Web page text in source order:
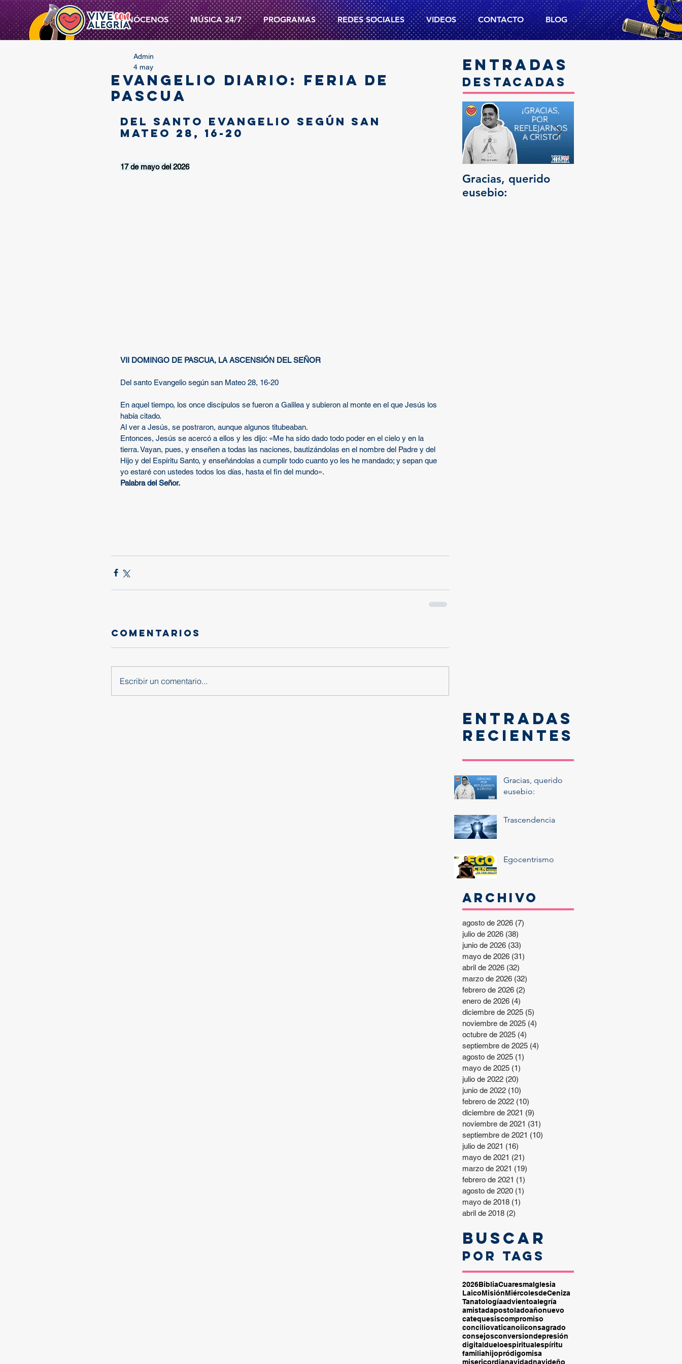
CONÓCENOS MÚSICA 24/7 PROGRAMAS REDES SOCIALES VIDEOS CONTACTO BLOG
EVANGELIO DIARIO: FERIA DE
PASCUA
Admin
4 may
Del santo Evangelio según san
Mateo 28, 16-20
17 de mayo del 2026
VII DOMINGO DE PASCUA, LA ASCENSIÓN DEL SEÑOR
Del santo Evangelio según san Mateo 28, 16-20
En aquel tiempo, los once discípulos se fueron a Galilea y subieron al monte en el que Jesús los
había citado.
Al ver a Jesús, se postraron, aunque algunos titubeaban.
Entonces, Jesús se acercó a ellos y les dijo: «Me ha sido dado todo poder en el cielo y en la
tierra. Vayan, pues, y enseñen a todas las naciones, bautizándolas en el nombre del Padre y del
Hijo y del Espíritu Santo, y enseñándolas a cumplir todo cuanto yo les he mandado; y sepan que
yo estaré con ustedes todos los días, hasta el fin del mundo».
Palabra del Señor.
Comentarios
Escribir un comentario...
Entradas
destacadas
Gracias, querido
eusebio:
Entradas
recientes
Gracias, querido
eusebio:
Trascendencia
Egocentrismo
Archivo
agosto de 2026 (7)
julio de 2026 (38)
junio de 2026 (33)
mayo de 2026 (31)
abril de 2026 (32)
marzo de 2026 (32)
febrero de 2026 (2)
enero de 2026 (4)
diciembre de 2025 (5)
noviembre de 2025 (4)
octubre de 2025 (4)
septiembre de 2025 (4)
agosto de 2025 (1)
mayo de 2025 (1)
julio de 2022 (20)
junio de 2022 (10)
febrero de 2022 (10)
diciembre de 2021 (9)
noviembre de 2021 (31)
septiembre de 2021 (10)
julio de 2021 (16)
mayo de 2021 (21)
marzo de 2021 (19)
febrero de 2021 (1)
agosto de 2020 (1)
mayo de 2018 (1)
abril de 2018 (2)
Buscar
por tags
2026BibliaCuaresmaIglesia
LaicoMisiónMiércolesdeCeniza
Tanatologíaadvientoalegría
amistadapostoladoañonuevo
catequesiscompromiso
conciliovaticanoiiconsagrado
consejosconversiondepresión
digitaldueloespiritualespíritu
familiahijopródigomisa
misericordianavidadnavideño